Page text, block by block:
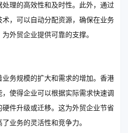
理的高效性和及时性。此外，通过
，可以自动分配资源，确保在业务
外贸企业提供可靠的支撑。
务规模的扩大和需求的增加。香港
使得企业可以根据实际需求快速调
件升级或迁移。这为外贸企业节省
业务的灵活性和竞争力。